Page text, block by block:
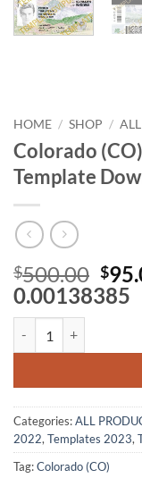
HOME / SHOP /
Colorado
Template
$500.00
price
$
0.00138385
Categories:ALL
2022, Templates 2023,
Tag:Colorado (CO)